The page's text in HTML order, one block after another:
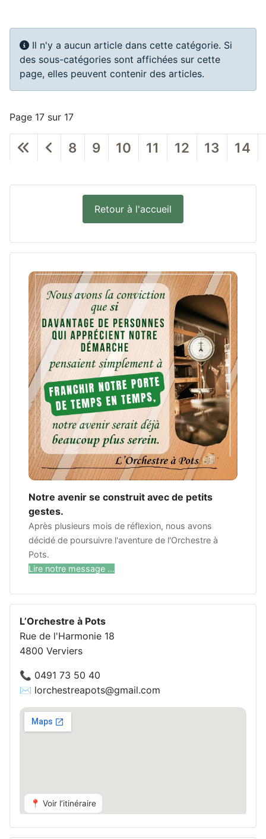
Info
Il n'y a aucun article dans cette catégorie. Si
des sous-catégories sont affichées sur cette
page, elles peuvent contenir des articles.
Page 17 sur 17
8 9 10 11 12 13 14
Retour à l'accueil
Notre avenir se construit avec de petits
gestes.
Après plusieurs mois de réflexion, nous avons
décidé de poursuivre l'aventure de l'Orchestre à
Pots.
Lire notre message ...
L’Orchestre à Pots
Rue de l'Harmonie 18
4800 Verviers
📞 0491 73 50 40
✉️ lorchestreapots@gmail.com
📍 Voir l’itinéraire